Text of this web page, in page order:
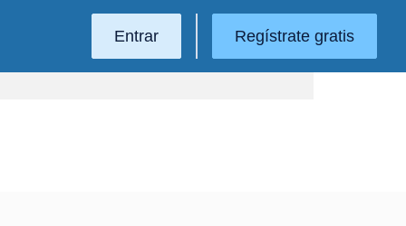
Entrar Regístrate gratis